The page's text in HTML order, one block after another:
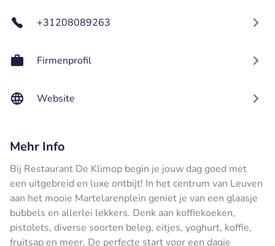
+31208089263
Firmenprofil
Website
Mehr Info
Bij Restaurant De Klimop begin je jouw dag goed met
een uitgebreid en luxe ontbijt! In het centrum van Leuven
aan het mooie Martelarenplein geniet je van een glaasje
bubbels en allerlei lekkers. Denk aan koffiekoeken,
pistolets, diverse soorten beleg, eitjes, yoghurt, koffie,
fruitsap en meer. De perfecte start voor een dagje